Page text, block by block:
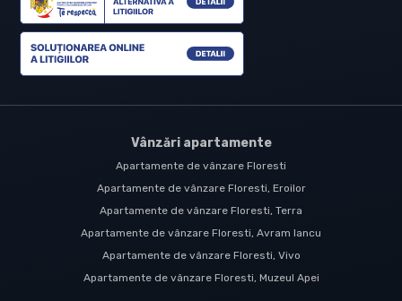
Vânzări apartamente
Apartamente de vânzare Floresti
Apartamente de vânzare Floresti, Eroilor
Apartamente de vânzare Floresti, Terra
Apartamente de vânzare Floresti, Avram Iancu
Apartamente de vânzare Floresti, Vivo
Apartamente de vânzare Floresti, Muzeul Apei